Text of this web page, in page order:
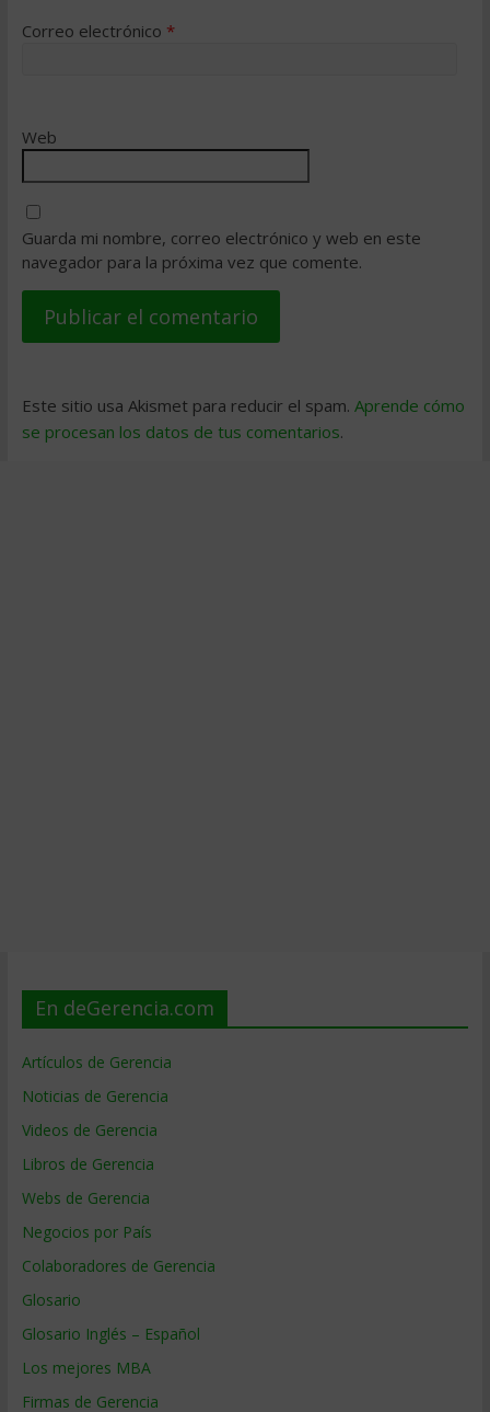
Correo electrónico *
Web
Guarda mi nombre, correo electrónico y web en este
navegador para la próxima vez que comente.
Este sitio usa Akismet para reducir el spam. Aprende cómo
se procesan los datos de tus comentarios.
En deGerencia.com
Artículos de Gerencia
Noticias de Gerencia
Videos de Gerencia
Libros de Gerencia
Webs de Gerencia
Negocios por País
Colaboradores de Gerencia
Glosario
Glosario Inglés – Español
Los mejores MBA
Firmas de Gerencia